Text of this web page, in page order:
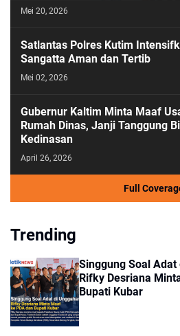
Mei 20, 2026
Satlantas Polres Kutim
Sangatta Aman dan Tertib
Mei 02, 2026
Gubernur Kaltim Minta Maaf
Rumah Dinas, Janji Tanggung
Kedinasan
April 26, 2026
Full
Trending
Singgung Soal
Rifky Desriana
Bupati Kubar